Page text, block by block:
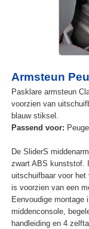
Armsteun
Pasklare armsteun
voorzien van
blauw stiksel.
Passend voor:
De SliderS
zwart ABS kunststof.
uitschuifbaar voor
is voorzien van een
Eenvoudige montage
middenconsole,
handleiding en 4